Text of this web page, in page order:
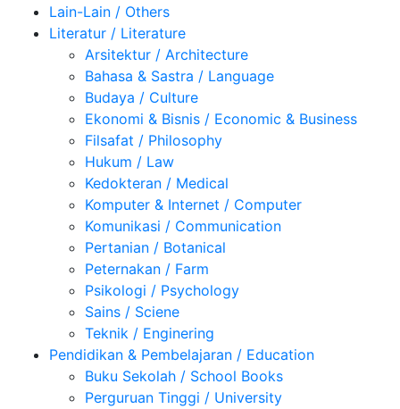
Lain-Lain / Others
Literatur / Literature
Arsitektur / Architecture
Bahasa & Sastra / Language
Budaya / Culture
Ekonomi & Bisnis / Economic & Business
Filsafat / Philosophy
Hukum / Law
Kedokteran / Medical
Komputer & Internet / Computer
Komunikasi / Communication
Pertanian / Botanical
Peternakan / Farm
Psikologi / Psychology
Sains / Sciene
Teknik / Enginering
Pendidikan & Pembelajaran / Education
Buku Sekolah / School Books
Perguruan Tinggi / University